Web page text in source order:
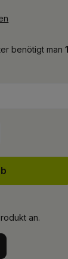
benötigt man1
an.